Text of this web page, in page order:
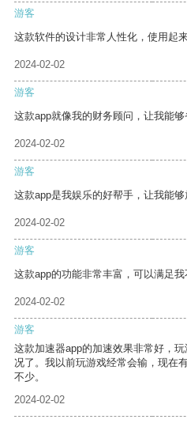
游客
这款软件的设计非常人性化，使用起来
2024-02-02
游客
这款app就像我的财务顾问，让我能够
2024-02-02
游客
这款app是我娱乐的好帮手，让我能够
2024-02-02
游客
这款app的功能非常丰富，可以满足我
2024-02-02
游客
这款加速器app的加速效果非常好，
况了。我以前玩游戏经常会输，现在
不少。
2024-02-02